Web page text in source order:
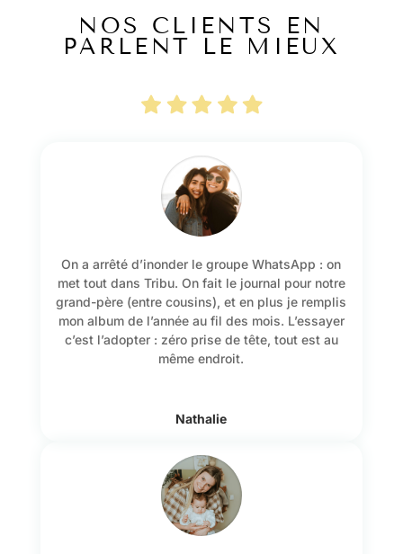
NOS CLIENTS EN
PARLENT LE MIEUX
On a arrêté d’inonder le groupe WhatsApp : on
met tout dans Tribu. On fait le journal pour notre
grand-père (entre cousins), et en plus je remplis
mon album de l’année au fil des mois. L’essayer
c’est l’adopter : zéro prise de tête, tout est au
même endroit.
Nathalie